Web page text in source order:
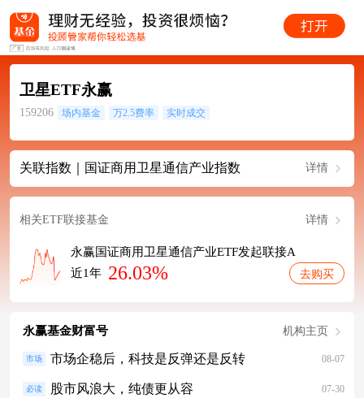
卫星ETF永赢
159206 场内基金 万2.5费率 实时成交
关联指数｜国证商用卫星通信产业指数 详情
相关ETF联接基金 详情
永赢国证商用卫星通信产业ETF发起联接A
近1年 26.03% 去购买
永赢基金财富号 机构主页
市场 市场企稳后，科技是反弹还是反转 08-07
必读 股市风浪大，纯债更从容 07-30